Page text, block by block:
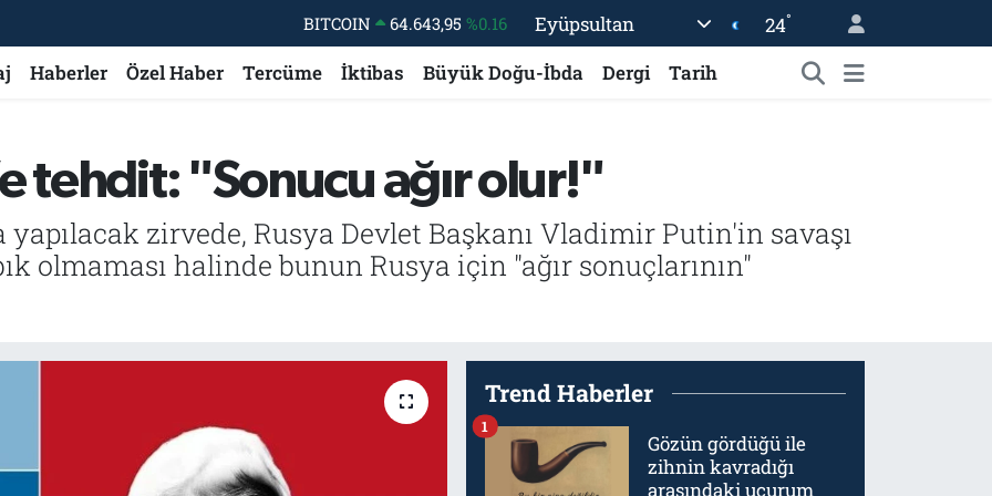
BITCOIN 64.643,95 %0.16
GRAM ALTIN
6500.87 %0.12
13.799
Eyüpsultan 24°
Haberler Özel Haber Tercüme İktibas Büyük Doğu-İbda Dergi Tarih
tehdit: "Sonucu ağır olur!"
zirvede, Rusya Devlet Başkanı Vladimir Putin'in savaşı
olmaması halinde bunun Rusya için "ağır sonuçlarının"
Trend Haberler
Gözün gördüğü ile
zihnin kavradığı
arasındaki uçurum
1